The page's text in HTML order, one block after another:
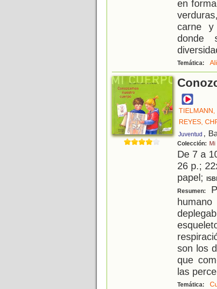
en
carne
donde
Temática:
TIELMANN,
REYES,
Juventud ,
Colección:
De 7 a
26 p.;
papel;
Resumen:
son los
que
las
Temática: